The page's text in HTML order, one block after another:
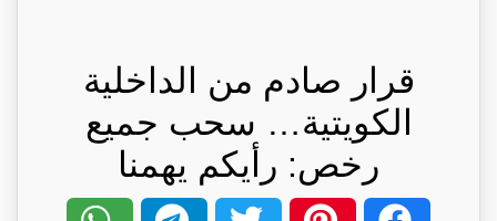
قرار صادم من الداخلية
الكويتية… سحب جميع
رخص: رأيكم يهمنا